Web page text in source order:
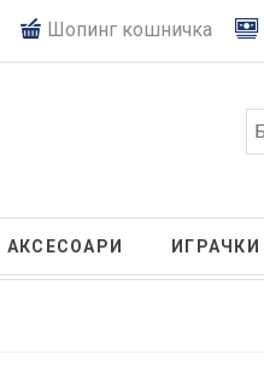
Шопинг кошничка
АКСЕСОАРИ ИГРАЧКИ